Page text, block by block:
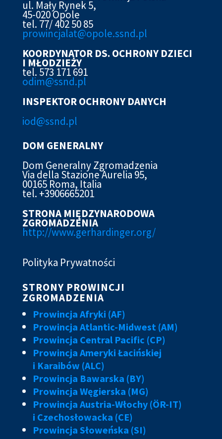
ul. Mały Rynek 5,
45-020 Opole
tel. 77/ 402 50 85
prowincjalat@opole.ssnd.pl
KOORDYNATOR DS. OCHRONY DZIECI
I MŁODZIEŻY
tel. 573 171 691
odim@ssnd.pl
INSPEKTOR OCHRONY DANYCH
iod@ssnd.pl
DOM GENERALNY
Dom Generalny Zgromadzenia
Via della Stazione Aurelia 95,
00165 Roma, Italia
tel. +3906665201
STRONA MIĘDZYNARODOWA
ZGROMADZENIA
http://www.gerhardinger.org/
Polityka Prywatności
STRONY PROWINCJI
ZGROMADZENIA
Prowincja Afryki (AF)
Prowincja Atlantic-Midwest (AM)
Prowincja Central Pacific (CP)
Prowincja Ameryki Łacińskiej
i Karaibów (ALC)
Prowincja Bawarska (BY)
Prowincja Węgierska (MG)
Prowincja Austria-Włochy (ÖR-IT)
i Czechosłowacka (CE)
Prowincja Słoweńska (SI)